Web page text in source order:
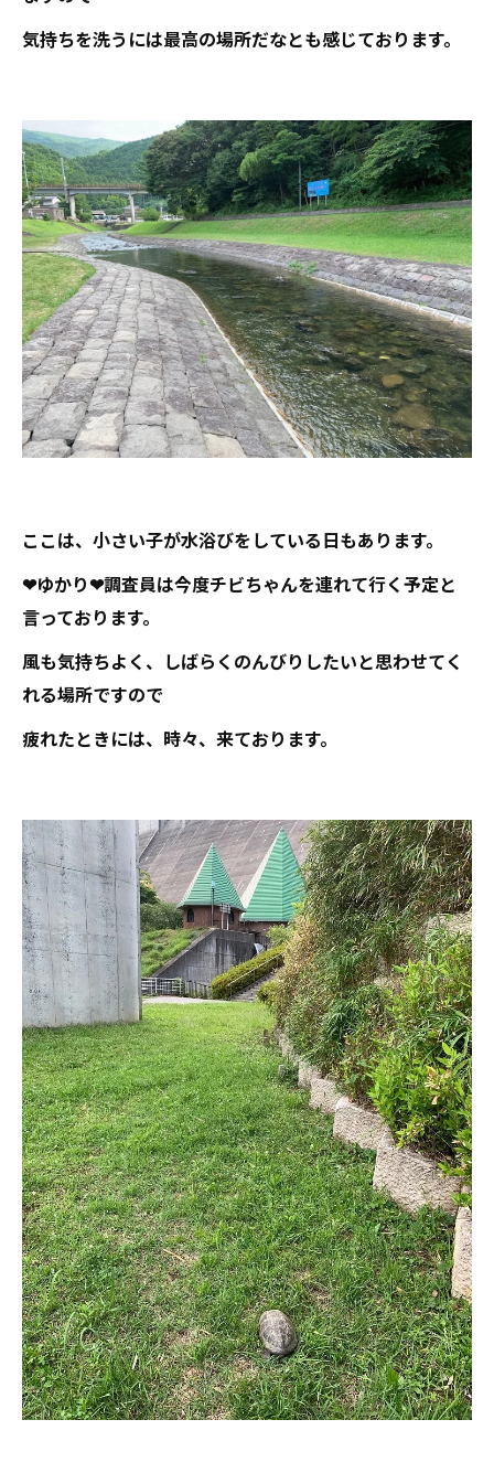
気持ちを洗うには最高の場所だなとも感じております。
ここは、小さい子が水浴びをしている日もあります。
❤ゆかり❤調査員は今度チビちゃんを連れて行く予定と
言っております。
風も気持ちよく、しばらくのんびりしたいと思わせてく
れる場所ですので
疲れたときには、時々、来ております。